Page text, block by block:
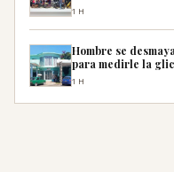
1H
Hombre se
para medirle la
1H